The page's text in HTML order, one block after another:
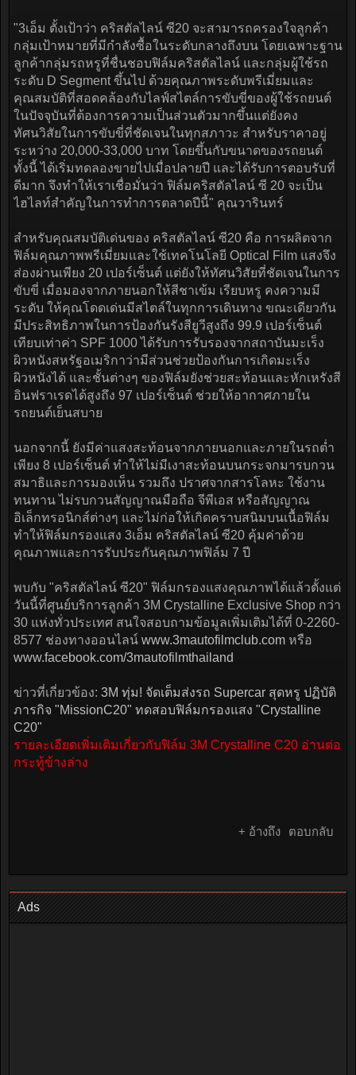
"3เอ็ม ตั้งเป้าว่า คริสตัลไลน์ ซี20 จะสามารถครองใจลูกค้า
กลุ่มเป้าหมายที่มีกำลังซื้อในระดับกลางถึงบน โดยเฉพาะฐาน
ลูกค้ากลุ่มรถหรูที่ชื่นชอบฟิล์มคริสตัลไลน์ และกลุ่มผู้ใช้รถ
ระดับ D Segment ขึ้นไป ด้วยคุณภาพระดับพรีเมี่ยมและ
คุณสมบัติที่สอดคล้องกับไลฟ์สไตล์การขับขี่ของผู้ใช้รถยนต์
ในปัจจุบันที่ต้องการความเป็นส่วนตัวมากขึ้นแต่ยังคง
ทัศนวิสัยในการขับขี่ที่ชัดเจนในทุกสภาวะ สำหรับราคาอยู่
ระหว่าง 20,000-33,000 บาท โดยขึ้นกับขนาดของรถยนต์
ทั้งนี้ ได้เริ่มทดลองขายไปเมื่อปลายปี และได้รับการตอบรับที่
ดีมาก จึงทำให้เราเชื่อมั่นว่า ฟิล์มคริสตัลไลน์ ซี 20 จะเป็น
ไฮไลท์สำคัญในการทำการตลาดปีนี้" คุณวารินทร์
สำหรับคุณสมบัติเด่นของ คริสตัลไลน์ ซี20 คือ การผลิตจาก
ฟิล์มคุณภาพพรีเมี่ยมและใช้เทคโนโลยี Optical Film แสงจึง
ส่องผ่านเพียง 20 เปอร์เซ็นต์ แต่ยังให้ทัศนวิสัยที่ชัดเจนในการ
ขับขี่ เมื่อมองจากภายนอกให้สีชาเข้ม เรียบหรู คงความมี
ระดับ ให้คุณโดดเด่นมีสไตล์ในทุกการเดินทาง ขณะเดียวกัน
มีประสิทธิภาพในการป้องกันรังสียูวีสูงถึง 99.9 เปอร์เซ็นต์
เทียบเท่าค่า SPF 1000 ได้รับการรับรองจากสถาบันมะเร็ง
ผิวหนังสหรัฐอเมริกาว่ามีส่วนช่วยป้องกันการเกิดมะเร็ง
ผิวหนังได้ และชั้นต่างๆ ของฟิล์มยังช่วยสะท้อนและหักเหรังสี
อินฟราเรดได้สูงถึง 97 เปอร์เซ็นต์ ช่วยให้อากาศภายใน
รถยนต์เย็นสบาย
นอกจากนี้ ยังมีค่าแสงสะท้อนจากภายนอกและภายในรถต่ำ
เพียง 8 เปอร์เซ็นต์ ทำให้ไม่มีเงาสะท้อนบนกระจกมารบกวน
สมาธิและการมองเห็น รวมถึง ปราศจากสารโลหะ ใช้งาน
ทนทาน ไม่รบกวนสัญญาณมือถือ จีพีเอส หรือสัญญาณ
อิเล็กทรอนิกส์ต่างๆ และไม่ก่อให้เกิดคราบสนิมบนเนื้อฟิล์ม
ทำให้ฟิล์มกรองแสง 3เอ็ม คริสตัลไลน์ ซี20 คุ้มค่าด้วย
คุณภาพและการรับประกันคุณภาพฟิล์ม 7 ปี
พบกับ "คริสตัลไลน์ ซี20" ฟิล์มกรองแสงคุณภาพได้แล้วตั้งแต่
วันนี้ที่ศูนย์บริการลูกค้า 3M Crystalline Exclusive Shop กว่า
30 แห่งทั่วประเทศ สนใจสอบถามข้อมูลเพิ่มเติมได้ที่ 0-2260-
8577 ช่องทางออนไลน์ www.3mautofilmclub.com หรือ
www.facebook.com/3mautofilmthailand
ข่าวที่เกี่ยวข้อง: 3M ทุ่ม! จัดเต็มส่งรถ Supercar สุดหรู ปฏิบัติ
ภารกิจ "MissionC20" ทดสอบฟิล์มกรองแสง "Crystalline
C20"
รายละเอียดเพิ่มเติมเกี่ยวกับฟิล์ม 3M Crystalline C20 อ่านต่อ
กระทู้ข้างล่าง
+ อ้างถึง ตอบกลับ
Ads